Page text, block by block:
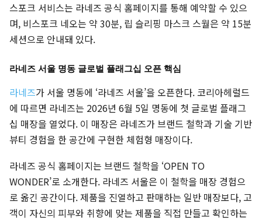
스포크 서비스는 라네즈 공식 홈페이지를 통해 예약할 수 있으
며, 비스포크 네오는 약 30분, 립 슬리핑 마스크 스월은 약 15분
세션으로 안내돼 있다.
라네즈 서울 명동 글로벌 플래그십 오픈 핵심
라네즈가 서울 명동에 ‘라네즈 서울’을 오픈한다. 코리아헤럴드
에 따르면 라네즈는 2026년 6월 5일 명동에 첫 글로벌 플래그
십 매장을 열었다. 이 매장은 라네즈가 브랜드 철학과 기술 기반
뷰티 경험을 한 공간에 구현한 체험형 매장이다.
라네즈 공식 홈페이지는 브랜드 철학을 ‘OPEN TO
WONDER’로 소개한다. 라네즈 서울은 이 철학을 매장 경험으
로 옮긴 공간이다. 제품을 진열하고 판매하는 일반 매장보다, 고
객이 자신의 피부와 취향에 맞는 제품을 직접 만들고 확인하는